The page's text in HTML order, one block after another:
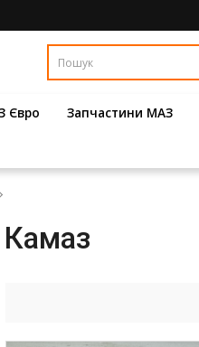
Євро Запчастини МАЗ